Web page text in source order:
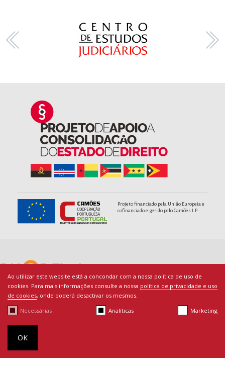
Ao utilizar este website está a concondar com a nossa política de uso de
cookies. Para mais informações consulte a nossa política de privacidade e uso
de cookies, onde poderá desactivar os mesmos.
Necessárias
Analíticas Marketing
OK
Projeto financiado pela União Europeia e
cofinanciado e gerido pelo Camões I.P